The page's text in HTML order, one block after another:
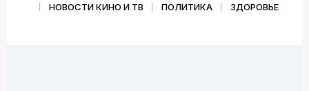
НОВОСТИ КИНО И ТВ
ПОЛИТИКА ЗДОРОВЬЕ